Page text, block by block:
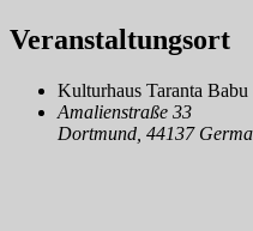
Veranstaltungsort
Kulturhaus Taranta Babu
Amalienstraße 33
Dortmund 44137